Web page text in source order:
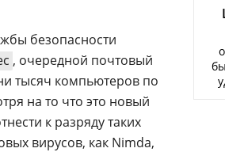
безопасности
, очередной почтовый
тысяч компьютеров по
на то что это новый
к разряду таких
вирусов, как Nimda,